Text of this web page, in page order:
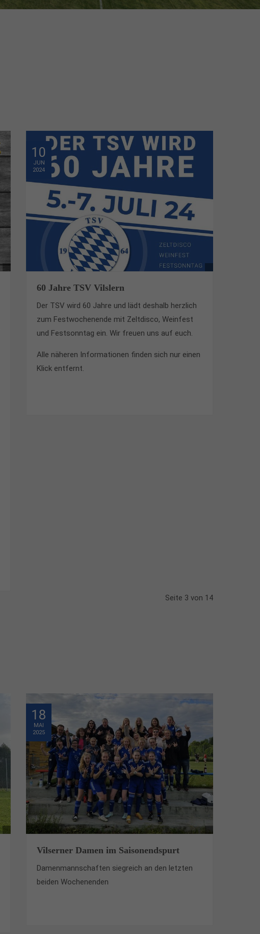
10
JUN
2024
60 Jahre TSV Vilslern
Der TSV wird 60 Jahre und lädt deshalb herzlich
zum Festwochenende mit Zeltdisco, Weinfest
und Festsonntag ein. Wir freuen uns auf euch.
Alle näheren Informationen finden sich nur einen
Klick entfernt.
Seite 3 von 14
18
MAI
2025
Vilserner Damen im Saisonendspurt
Damenmannschaften siegreich an den letzten
beiden Wochenenden